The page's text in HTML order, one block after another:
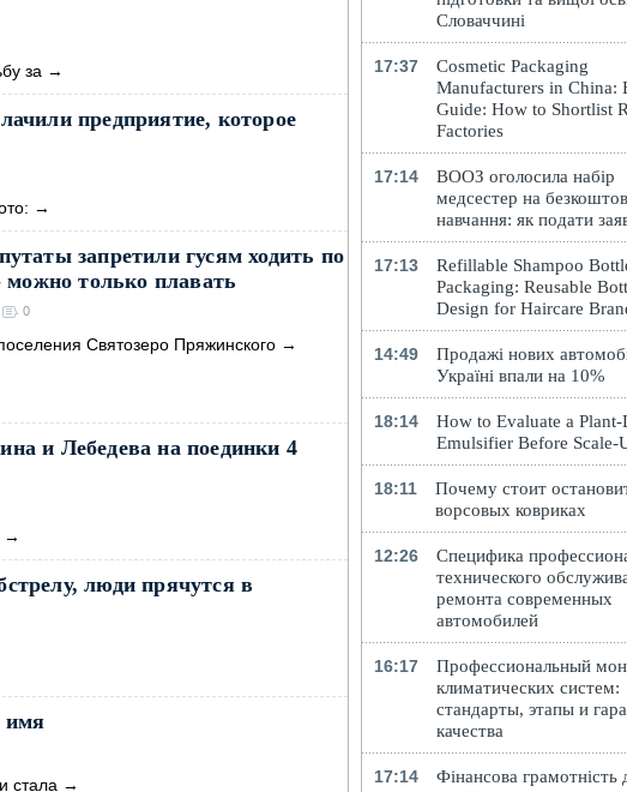
за →
предприятие, которое
→
запретили гусям ходить по
можно только плавать
0
Святозеро Пряжинского →
и Лебедева на поединки 4
→
люди прячутся в
имя
стала →
Словаччині
17:37
Cosmetic Packaging
Manufacturers in China:
Guide: How to Shortlist
Factories
17:14
ВООЗ оголосила набір
медсестер на
навчання: як подати
17:13
Refillable Shampoo
Packaging: Reusable
Design for Haircare
14:49
Продажі нових
Україні впали на 10%
18:14
How to Evaluate a Plant-
Emulsifier Before Scale-
18:11
Почему стоит
ворсовых ковриках
12:26
Специфика
технического
ремонта современных
автомобилей
16:17
Профессиональный
климатических систем:
стандарты, этапы и
качества
17:14
Фінансова грамотність